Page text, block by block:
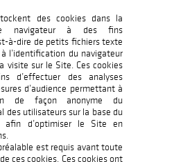
des cookies dans la
navigateur à des fins
à-dire de petits fichiers texte
l’identification du navigateur
visite sur le Site. Ces cookies
d’effectuer des analyses
d’audience permettant à
de façon anonyme du
des utilisateurs sur la base du
afin d’optimiser le Site en
est requis avant toute
ces cookies. Ces cookies ont